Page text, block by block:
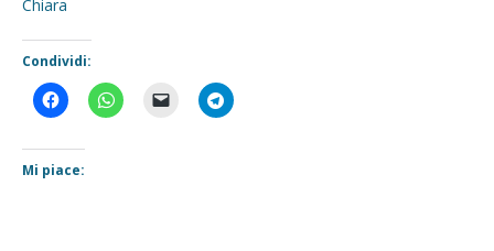
Chiara
Condividi:
Mi piace: